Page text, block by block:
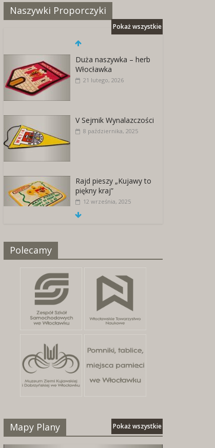
Naszywki Proporczyki
Pokaż wszystkie
Duża naszywka – herb
Włocławka
21 lutego, 2026
V Sejmik Wynalazczości
8 października, 2025
Rajd pieszy „Kujawy to
piękny kraj”
12 września, 2025
25 kwietnia, 2026
Polecamy
Mapy Plany Pokaż wszystkie